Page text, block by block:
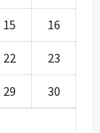
15 16
22 23
29 30